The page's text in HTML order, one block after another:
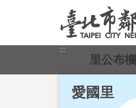
:::
愛國里
里公布欄